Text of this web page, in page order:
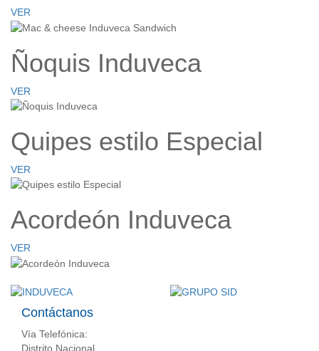
VER
Ñoquis Induveca
VER
Quipes estilo Especial
VER
Acordeón Induveca
VER
Contáctanos
Vía Telefónica:
Distrito Nacional